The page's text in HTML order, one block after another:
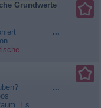
und
Grundwerte
...
Es
...